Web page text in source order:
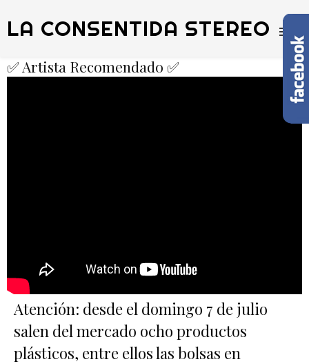
LA CONSENTIDA STEREO
✅ Artista Recomendado ✅
Atención: desde el domingo 7 de julio
salen del mercado ocho productos
plásticos, entre ellos las bolsas en